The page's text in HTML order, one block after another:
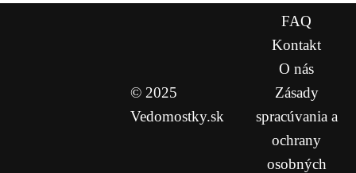
© 2025
Vedomostky.sk
FAQ
Kontakt
O nás
Zásady
spracúvania a
ochrany
osobných